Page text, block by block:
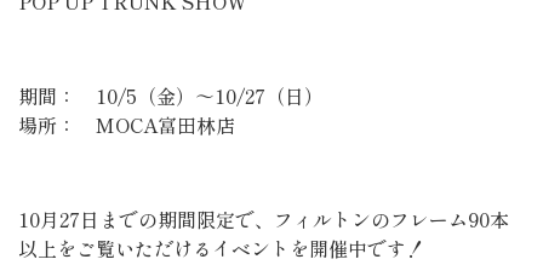
期間： 10/5（金）～10/27（日）
場所： MOCA富田林店
10月27日までの期間限定で、フィルトンのフレーム90本
以上をご覧いただけるイベントを開催中です！